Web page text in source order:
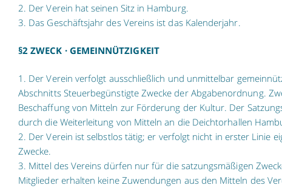
2. Der Verein hat seinen Sitz in Hamburg.
3. Das Geschäftsjahr des Vereins ist das Kalenderjahr.
§2 ZWECK · GEMEINNÜTZIGKEIT
1. Der Verein verfolgt ausschließlich und unmittelbar
Abschnitts Steuerbegünstigte Zwecke der Abgabenordnung.
Beschaffung von Mitteln zur Förderung der Kultur. Der
durch die Weiterleitung von Mitteln an die Deichtorhallen
2. Der Verein ist selbstlos tätig; er verfolgt nicht in erster Linie
Zwecke.
3. Mittel des Vereins dürfen nur für die satzungsmäßigen
Mitglieder erhalten keine Zuwendungen aus den Mitteln des